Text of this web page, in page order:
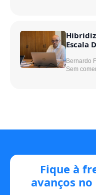
Escala
Bernardo
Sem
Fique à
avanços